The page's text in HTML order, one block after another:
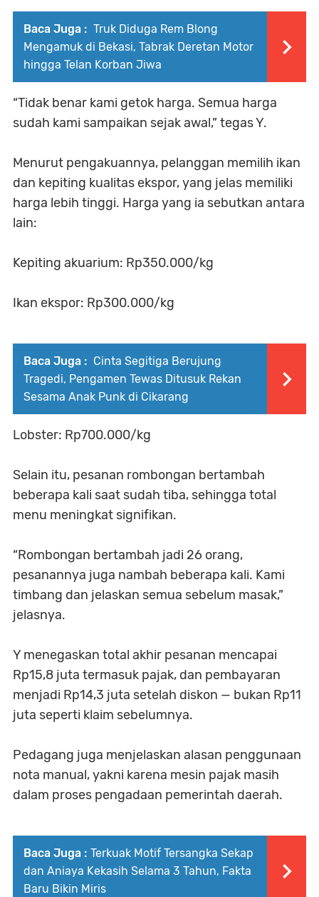
Baca Juga : Truk Diduga Rem Blong
Mengamuk di Bekasi, Tabrak Deretan Motor
hingga Telan Korban Jiwa
“Tidak benar kami getok harga. Semua harga
sudah kami sampaikan sejak awal,” tegas Y.
Menurut pengakuannya, pelanggan memilih ikan
dan kepiting kualitas ekspor, yang jelas memiliki
harga lebih tinggi. Harga yang ia sebutkan antara
lain:
Kepiting akuarium: Rp350.000/kg
Ikan ekspor: Rp300.000/kg
Baca Juga : Cinta Segitiga Berujung
Tragedi, Pengamen Tewas Ditusuk Rekan
Sesama Anak Punk di Cikarang
Lobster: Rp700.000/kg
Selain itu, pesanan rombongan bertambah
beberapa kali saat sudah tiba, sehingga total
menu meningkat signifikan.
“Rombongan bertambah jadi 26 orang,
pesanannya juga nambah beberapa kali. Kami
timbang dan jelaskan semua sebelum masak,”
jelasnya.
Y menegaskan total akhir pesanan mencapai
Rp15,8 juta termasuk pajak, dan pembayaran
menjadi Rp14,3 juta setelah diskon — bukan Rp11
juta seperti klaim sebelumnya.
Pedagang juga menjelaskan alasan penggunaan
nota manual, yakni karena mesin pajak masih
dalam proses pengadaan pemerintah daerah.
Baca Juga : Terkuak Motif Tersangka Sekap
dan Aniaya Kekasih Selama 3 Tahun, Fakta
Baru Bikin Miris